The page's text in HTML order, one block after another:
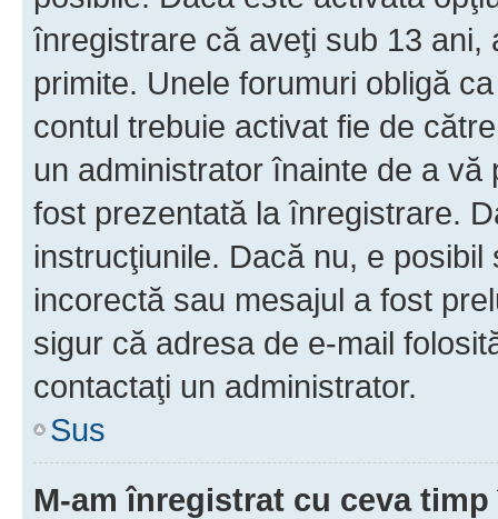
înregistrare că aveţi sub 13
primite. Unele forumuri obligă
contul trebuie activat fie de
un administrator înainte de a
fost prezentată la înregistrare.
instrucţiunile. Dacă nu, e
incorectă sau mesajul a fost
sigur că adresa de e-mail
contactaţi un administrator.
Sus
M-am înregistrat cu ceva